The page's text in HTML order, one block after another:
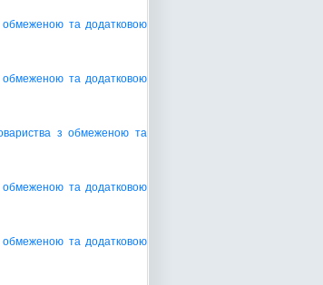
та додатковою
обмеженою та додатковою
з обмеженою та
обмеженою та додатковою
та додатковою